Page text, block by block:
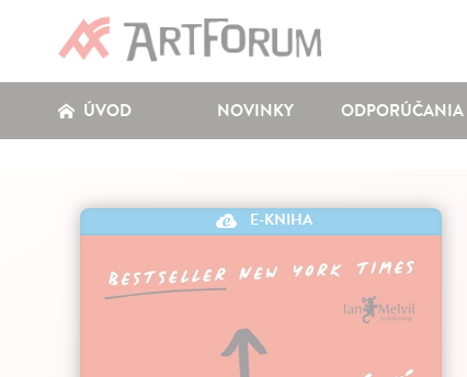
ÚVOD NOVINKY ODPORÚČANIA
E-KNIHA